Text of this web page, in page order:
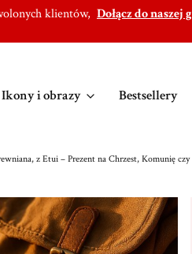
klientów, Dołącz do naszej
Ikony i obrazy Bestsellery
z Etui – Prezent na Chrzest, Komunię